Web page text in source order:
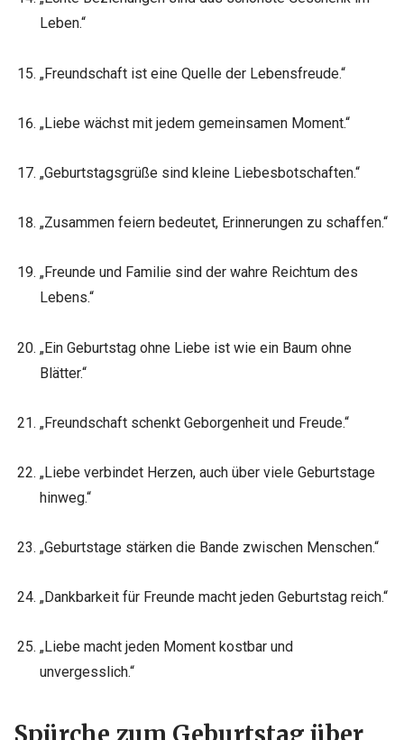
Leben.“
„Freundschaft ist eine Quelle der Lebensfreude.“
„Liebe wächst mit jedem gemeinsamen Moment.“
„Geburtstagsgrüße sind kleine Liebesbotschaften.“
„Zusammen feiern bedeutet, Erinnerungen zu schaffen.“
„Freunde und Familie sind der wahre Reichtum des
Lebens.“
„Ein Geburtstag ohne Liebe ist wie ein Baum ohne
Blätter.“
„Freundschaft schenkt Geborgenheit und Freude.“
„Liebe verbindet Herzen, auch über viele Geburtstage
hinweg.“
„Geburtstage stärken die Bande zwischen Menschen.“
„Dankbarkeit für Freunde macht jeden Geburtstag reich.“
„Liebe macht jeden Moment kostbar und
unvergesslich.“